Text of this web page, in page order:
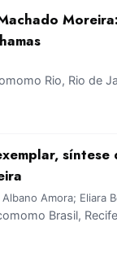
Rio, Rio de
Amora; Eliara
Brasil,